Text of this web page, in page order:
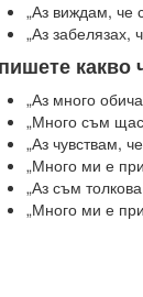
„Аз виждам, че
„Аз забелязах,
какво
„Аз много
„Много съм
„Аз чувствам,
„Много ми е
„Аз съм
„Много ми е